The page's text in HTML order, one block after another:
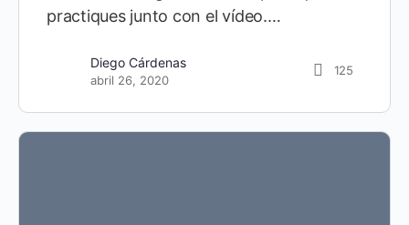
practiques junto con el vídeo.…
Diego Cárdenas
abril 26, 2020
125